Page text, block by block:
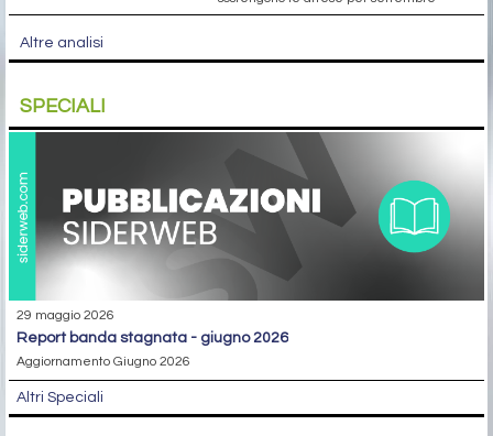
Altre analisi
SPECIALI
29 maggio 2026
report banda stagnata - giugno 2026
Aggiornamento Giugno 2026
Altri Speciali